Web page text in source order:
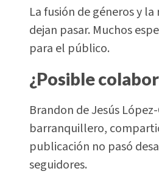
La fusión de géneros y
dejan pasar. Muchos
para el público.
¿Posible
Brandon de Jesús
barranquillero,
publicación no pasó
seguidores.